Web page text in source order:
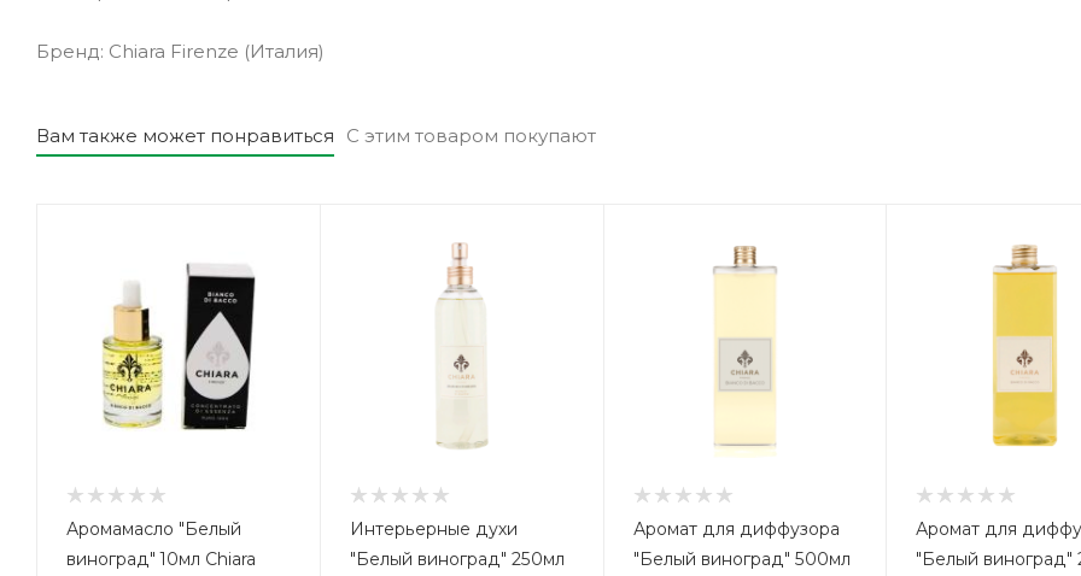
Бренд: Chiara Firenze (Италия)
Вам также может понравиться С этим товаром покупают
Аромамасло "Белый
виноград" 10мл Chiara
Интерьерные духи
"Белый виноград" 250мл
Аромат для диффузора
"Белый виноград" 500мл
Аромат для
"Белый виноград"